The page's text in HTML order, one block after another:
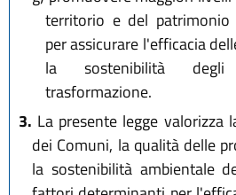
territorio e del patrimonio
per assicurare l'efficacia
la sostenibilità
trasformazione.
3. La presente legge valorizza
dei Comuni, la qualità delle
la sostenibilità ambientale